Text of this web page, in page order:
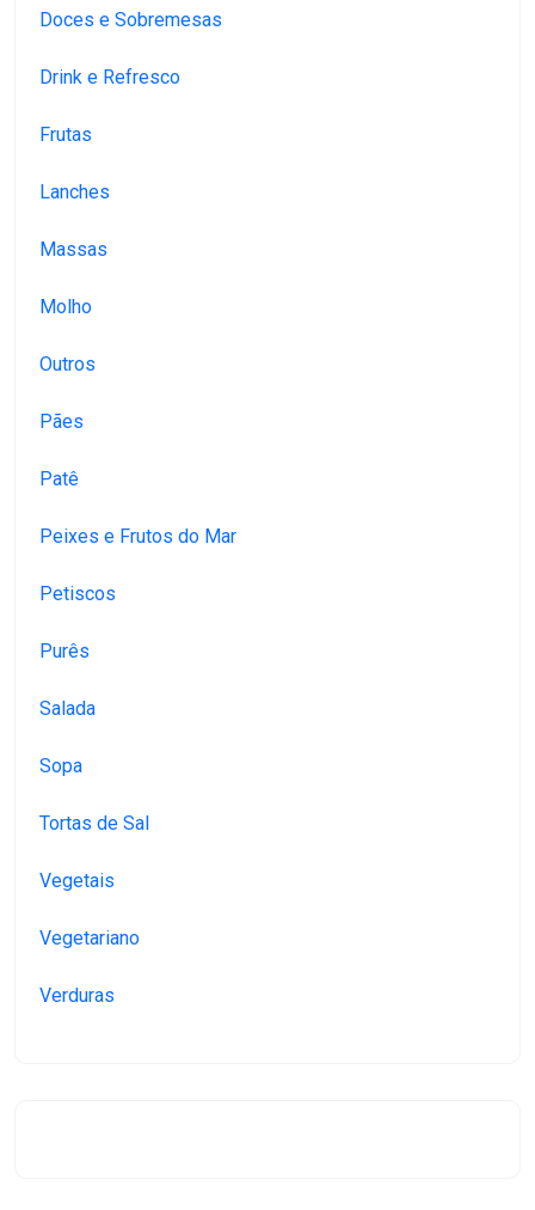
Doces e Sobremesas
Drink e Refresco
Frutas
Lanches
Massas
Molho
Outros
Pães
Patê
Peixes e Frutos do Mar
Petiscos
Purês
Salada
Sopa
Tortas de Sal
Vegetais
Vegetariano
Verduras